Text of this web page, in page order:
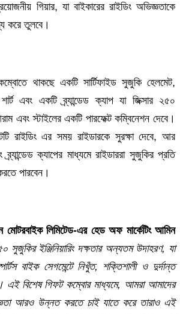
গিয়ার, যা বাইকারের রাইডিং অভিজ্ঞতাকে
করে তুলবে।
থাকছে একটি সার্টিফাইড সুজুকি হেলমেট,
এবং একটি ব্র্যান্ডেড ক্যাপ যা জিক্সার ২৫০
এবং স্টাইলের একটি পারফেক্ট কম্বিনেশন দেবে।
রাইডিং এর সময় রাইডারকে সুরক্ষা দেবে, আর
ক্যাপের মাধ্যমে রাইডাররা সুজুকির প্রতি
পারবেন।
মোটরবাইক লিমিটেড-এর হেড অফ মার্কেটিং আমিন
সুজুকির ইঞ্জিনিয়ারিং দক্ষতার অন্যতম উদাহরণ, যা
বাইক সেগমেন্টে নিখুঁত, শক্তিশালী ও দুর্দান্ত
এই বিশেষ গিফট কম্বোর মাধ্যমে, আমরা আমাদের
আরও উন্নত করতে চাই যাতে করে তারাও এই